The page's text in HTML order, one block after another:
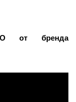
от бренда